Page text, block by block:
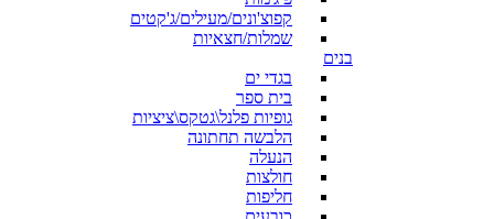
קפוצ'ונים/מעילים/ג'קטים
שמלות/חצאיות
בנים
בגדי ים
בית ספר
גופיות פלנל\גטקס\ציציות
הלבשה תחתונה
הנעלה
חולצות
חליפות